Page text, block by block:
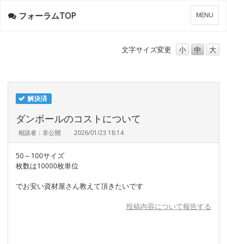
メ
ニ
ー
MENU
フォーラムTOP
文字サイズ変更 小 中 大
解決済
ダンボールのコストについて
相談者：非公開 2026/01/23 18:14
50～100サイズ
枚数は10000枚単位
でお安い資材屋さん教えて頂きたいです
投稿内容について報告する